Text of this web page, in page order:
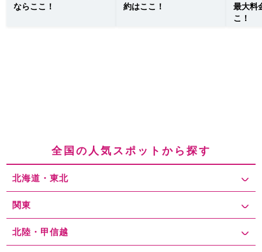
ならここ！
約はここ！
最大料
こ！
全国の人気スポットから探す
北海道・東北
関東
北陸・甲信越